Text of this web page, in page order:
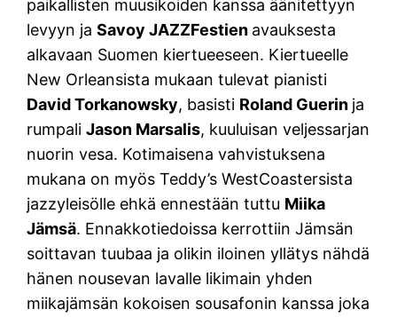
paikallisten muusikoiden kanssa äänitettyyn
levyyn jaSavoy JAZZFestien avauksesta
alkavaan Suomen kiertueeseen. Kiertueelle
New Orleansista mukaan tulevat pianisti
David Torkanowsky, basisti Roland Guerin ja
rumpaliJason Marsalis, kuuluisan veljessarjan
nuorin vesa. Kotimaisena vahvistuksena
mukana on myös Teddy’s WestCoastersista
jazzyleisölle ehkä ennestään tuttu Miika
Jämsä. Ennakkotiedoissa kerrottiin Jämsän
soittavan tuubaa ja olikin iloinen yllätys nähdä
hänen nousevan lavalle likimain yhden
miikajämsän kokoisen sousafonin kanssa joka